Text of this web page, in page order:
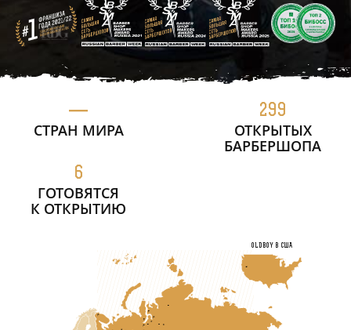
—
СТРАН МИРА
299
ОТКРЫТЫХ
БАРБЕРШОПА
6
ГОТОВЯТСЯ
К ОТКРЫТИЮ
OLDBOY в США